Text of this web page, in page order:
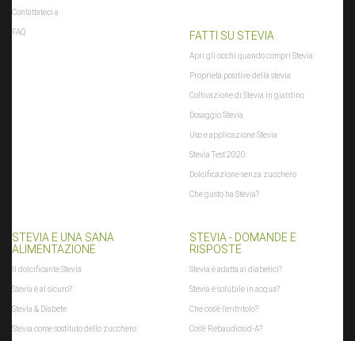
Contattateci a
FAQ FATTI SU STEVIA
Apri gli occhi quando compri Stevia
Proprietà positive della stevia
Coltivazione di Stevia in giardino
Dosaggio Stevia
Uso e applicazione Stevia
Stevia Test 2020
Dolcificazione senza zucchero
Che gusto ha Stevia?
STEVIA E UNA SANA
ALIMENTAZIONE
Il dolcificante Stevia
Stevia è al sicuro?
Stevia & Diabete
Stevia come sostituto dello zucchero
STEVIA - DOMANDE E
RISPOSTE
Stevia è adatta ai diabetici?
Stevia è solubile in acqua?
Che cos'è l'eritritolo?
Cos'è Rebaudiosid-A?